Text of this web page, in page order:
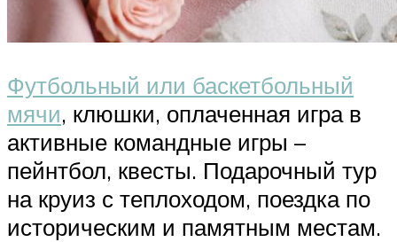
Футбольный или баскетбольный
мячи, клюшки, оплаченная игра в
активные командные игры –
пейнтбол, квесты. Подарочный тур
на круиз с теплоходом, поездка по
историческим и памятным местам.